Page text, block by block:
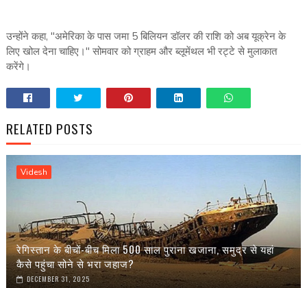
उन्होंने कहा, "अमेरिका के पास जमा 5 बिलियन डॉलर की राशि को अब यूक्रेन के
लिए खोल देना चाहिए।" सोमवार को ग्राहम और ब्लूमेंथल भी रट्टे से मुलाकात
करेंगे।
RELATED POSTS
Videsh
रेगिस्तान के बीचों-बीच मिला 500 साल पुराना खजाना, समुद्र से यहां
कैसे पहुंचा सोने से भरा जहाज?
DECEMBER 31, 2025